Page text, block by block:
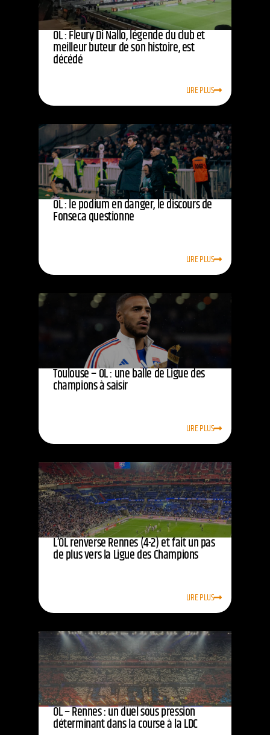
OL : Fleury Di Nallo, légende du club et
meilleur buteur de son histoire, est
décédé
LIRE PLUS
OL : le podium en danger, le discours de
Fonseca questionne
LIRE PLUS
Toulouse – OL : une balle de Ligue des
champions à saisir
LIRE PLUS
L’OL renverse Rennes (4-2) et fait un pas
de plus vers la Ligue des Champions
LIRE PLUS
OL – Rennes : un duel sous pression
déterminant dans la course à la LDC